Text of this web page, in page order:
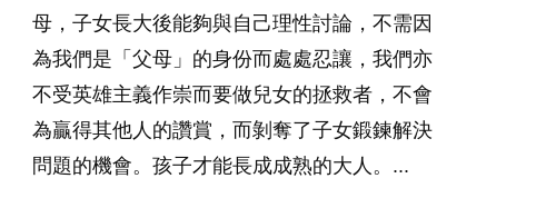
母，子女長大後能夠與自己理性討論，不需因
為我們是「父母」的身份而處處忍讓，我們亦
不受英雄主義作崇而要做兒女的拯救者，不會
為贏得其他人的讚賞，而剝奪了子女鍛鍊解決
問題的機會。孩子才能長成成熟的大人。...